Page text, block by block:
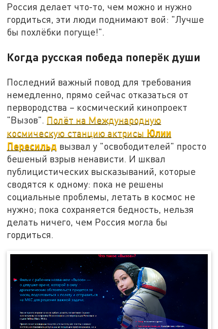
Россия делает что-то, чем можно и нужно
гордиться, эти люди поднимают вой: "Лучше
бы похлёбки погуще!".
Когда русская победа поперёк души
Последний важный повод для требования
немедленно, прямо сейчас отказаться от
первородства – космический кинопроект
"Вызов". Полёт на Международную
космическую станцию актрисы Юлии
Пересильд вызвал у "освободителей" просто
бешеный взрыв ненависти. И шквал
публицистических высказываний, которые
сводятся к одному: пока не решены
социальные проблемы, летать в космос не
нужно; пока сохраняется бедность, нельзя
делать ничего, чем Россия могла бы
гордиться.